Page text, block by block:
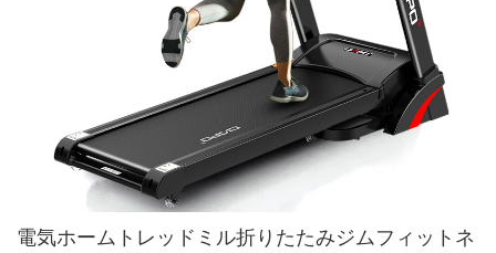
電気ホームトレッドミル折りたたみジムフィットネ